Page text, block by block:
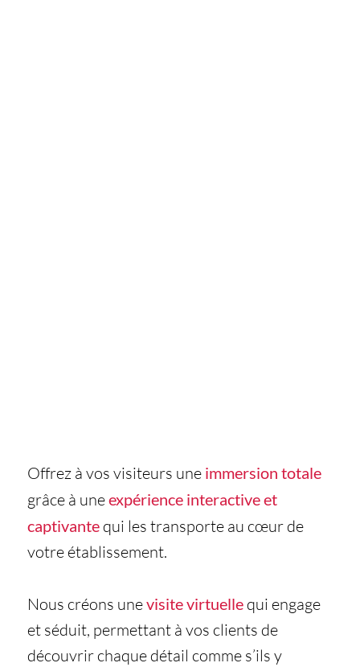
Offrez à vos visiteurs une immersion totale
grâce à uneexpérience interactive et
captivantequi les transporte au cœur de
votre établissement.
Nous créons unevisite virtuellequi engage
et séduit, permettant à vos clients de
découvrir chaque détail comme s’ils y